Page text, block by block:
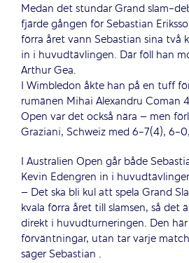
Medan det stundar Grand slam-
fjärde gången för Sebastian
förra året vann Sebastian sina två
in i huvudtävlingen. Där föll han
Arthur Gea.
I Wimbledon åkte han på en tuff
rumänen Mihai Alexandru Coman
Open var det också nära – men
Graziani, Schweiz med 6-7(4), 6-
I Australien Open går både
Kevin Edengren in i
– Det ska bli kul att spela Grand
kvala förra året till slamsen, så det
direkt i huvudturneringen. Den
förväntningar, utan tar varje
säger Sebastian .